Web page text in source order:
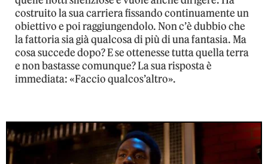
costruito la sua carriera fissando continuamente un
obiettivo e poi raggiungendolo. Non c’è dubbio che
la fattoria sia già qualcosa di più di una fantasia. Ma
cosa succede dopo? E se ottenesse tutta quella terra
e non bastasse comunque? La sua risposta è
immediata: «Faccio qualcos’altro».